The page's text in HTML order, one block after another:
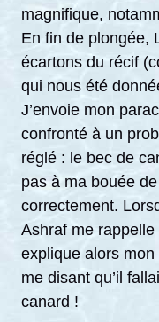
magnifique,
En fin de plongée,
écartons du récif
qui nous été
J’envoie mon
confronté à un
réglé : le bec de
pas à ma bouée
correctement.
Ashraf me rappelle
explique alors
me disant qu’il
canard !